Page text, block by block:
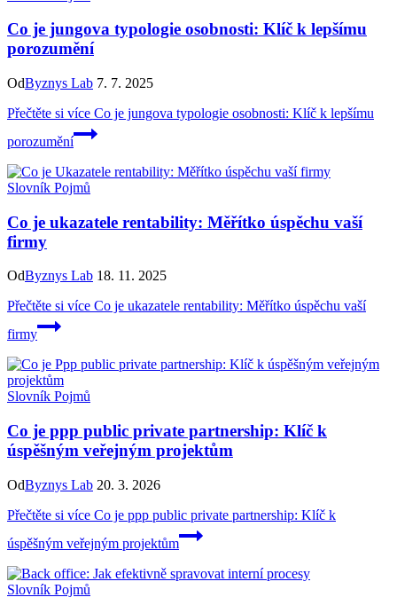
Co je jungova typologie osobnosti: Klíč k lepšímu
porozumění
OdByznys Lab 7. 7. 2025
Přečtěte si více Co je jungova typologie osobnosti: Klíč k lepšímu
porozumění
Slovník Pojmů
Co je ukazatele rentability: Měřítko úspěchu vaší
firmy
OdByznys Lab 18. 11. 2025
Přečtěte si více Co je ukazatele rentability: Měřítko úspěchu vaší
firmy
Slovník Pojmů
Co je ppp public private partnership: Klíč k
úspěšným veřejným projektům
OdByznys Lab 20. 3. 2026
Přečtěte si více Co je ppp public private partnership: Klíč k
úspěšným veřejným projektům
Slovník Pojmů